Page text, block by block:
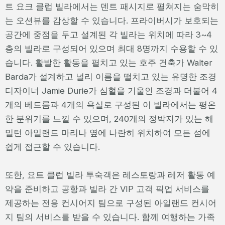
트 요크 클럽 빌라에서는 덴트 패시지로 펼쳐지는 숨막히
는 오션뷰를 감상할 수 있습니다. 프라이버시가 보호되는
공간에 중점을 두고 설계된 각 빌라는 위치에 따라 3~4
층의 빌라로 구성되어 있으며 최대 8명까지 수용할 수 있
습니다. 활발한 활동을 펼치고 있는 호주 건축가 Walter
Barda가 설계하고 널리 이름을 떨치고 있는 유명한 조경
디자이너 Jamie Durie가 심혈을 기울인 조경과 더불어 4
개의 베드룸과 4개의 욕실로 구성된 이 빌라에서는 평온
한 분위기를 느낄 수 있으며, 240개의 정박지가 있는 해
밀턴 아일랜드 마리나 옆에 나란히 위치하여 모든 섬에
쉽게 접근할 수 있습니다.
또한, 요트 클럽 빌라 투숙객은 레스토랑과 레저 활동 예
약을 준비하고 공항과 빌라 간 VIP 고객 픽업 서비스를
제공하는 전용 컨시어지 팀으로 구성된 아일랜드 컨시어
지 팀의 서비스를 받을 수 있습니다. 함께 여행하는 가족